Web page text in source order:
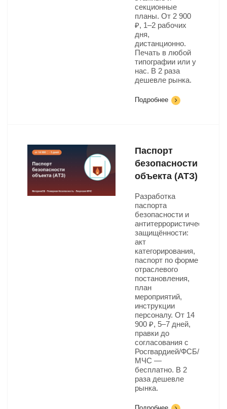
секционные
планы. От 2 900
₽, 1–2 рабочих
дня,
дистанционно.
Печать в любой
типографии или у
нас. В 2 раза
дешевле рынка.
Подробнее
Паспорт
безопасности
объекта (АТЗ)
Разработка
паспорта
безопасности и
антитеррористической
защищённости:
акт
категорирования,
паспорт по форме
отраслевого
постановления,
план
мероприятий,
инструкции
персоналу. От 14
900 ₽, 5–7 дней,
правки до
согласования с
Росгвардией/ФСБ/
МЧС —
бесплатно. В 2
раза дешевле
рынка.